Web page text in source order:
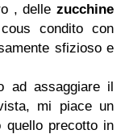
, delle zucchine
condito con
sfizioso e
ad assaggiare il
mi piace un
precotto in